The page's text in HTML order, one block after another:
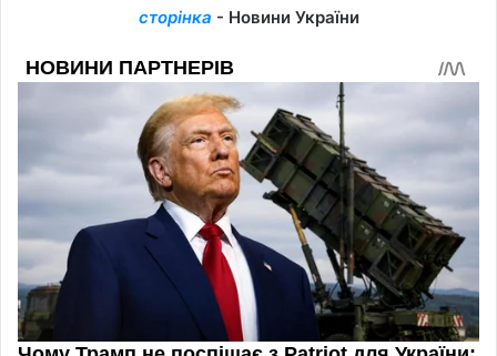
сторінка - Новини України